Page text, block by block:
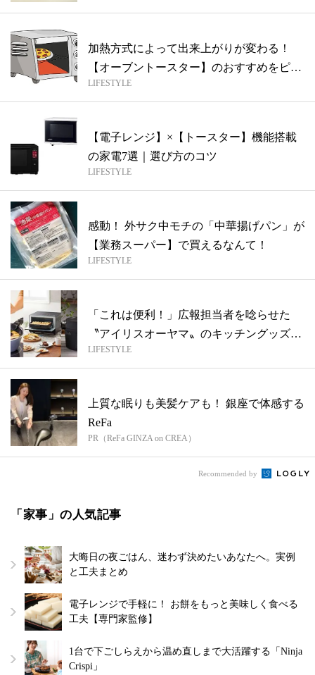
加熱方式によって出来上がりが変わる！
【オーブントースター】のおすすめをピッ
クアッ...
LIFESTYLE
【電子レンジ】×【トースター】機能搭載
の家電7選｜選び方のコツ
LIFESTYLE
感動！ 外サク中モチの「中華揚げパン」が
【業務スーパー】で買えるなんて！
LIFESTYLE
「これは便利！」広報担当者を唸らせた
〝アイリスオーヤマ〟のキッチングッズ3
選
LIFESTYLE
上質な眠りも美髪ケアも！ 銀座で体感する
ReFa
PR（ReFa GINZA on CREA）
Recommended by
「家事」の人気記事
大晦日の夜ごはん、迷わず決めたいあなたへ。実例
と工夫まとめ
電子レンジで手軽に！ お餅をもっと美味しく食べる
工夫【専門家監修】
1台で下ごしらえから温め直しまで大活躍する「Ninja
Crispi」